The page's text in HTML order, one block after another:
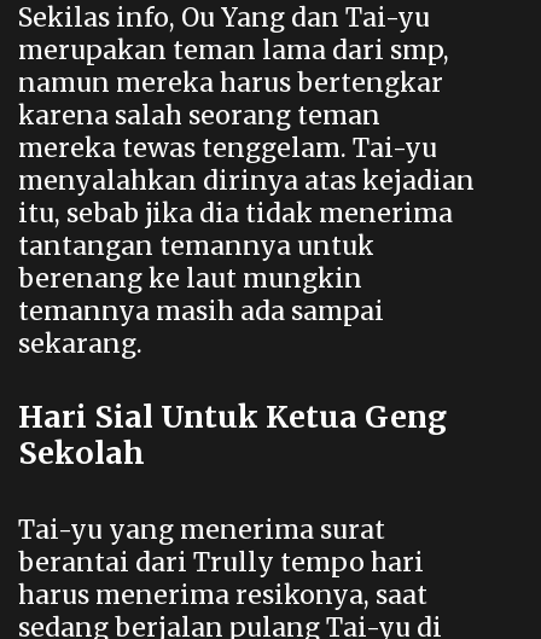
Sekilas info, Ou Yang dan Tai-yu
merupakan teman lama dari smp,
namun mereka harus bertengkar
karena salah seorang teman
mereka tewas tenggelam. Tai-yu
menyalahkan dirinya atas kejadian
itu, sebab jika dia tidak menerima
tantangan temannya untuk
berenang ke laut mungkin
temannya masih ada sampai
sekarang.
Hari Sial Untuk Ketua Geng
Sekolah
Tai-yu yang menerima surat
berantai dari Trully tempo hari
harus menerima resikonya, saat
sedang berjalan pulang Tai-yu di